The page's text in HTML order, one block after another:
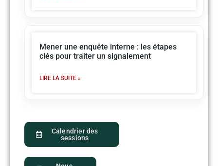
Mener une enquête interne : les étapes
clés pour traiter un signalement
LIRE LA SUITE »
Calendrier des
sessions